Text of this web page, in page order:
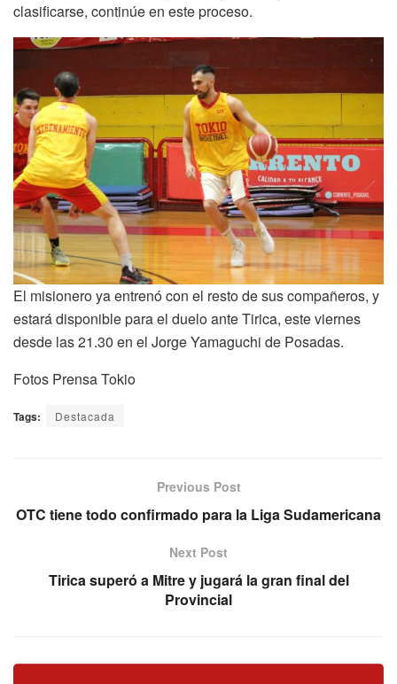
clasificarse, continúe en este proceso.
El misionero ya entrenó con el resto de sus compañeros, y
estará disponible para el duelo ante Tirica, este viernes
desde las 21.30 en el Jorge Yamaguchi de Posadas.
Fotos Prensa Tokio
Tags: Destacada
Previous Post
OTC tiene todo confirmado para la Liga Sudamericana
Next Post
Tirica superó a Mitre y jugará la gran final del
Provincial